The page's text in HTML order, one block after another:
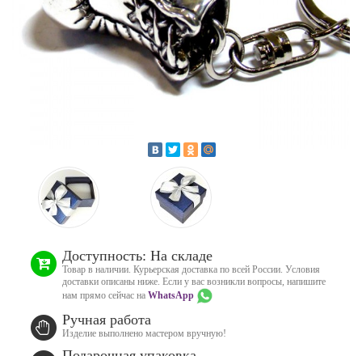
Доступность: На складе
Товар в наличии. Курьерская доставка по всей России. Условия
доставки описаны ниже. Если у вас возникли вопросы, напишите
нам прямо сейчас на WhatsApp
Ручная работа
Изделие выполнено мастером вручную!